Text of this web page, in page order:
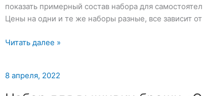
показать примерный состав набора для
Цены на одни и те же наборы разные, все зависит от
Набор
броши
Читать далее »
8 апреля, 2022